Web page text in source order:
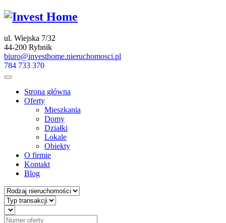
ul. Wiejska 7/32
44-200 Rybnik
biuro@investhome.nieruchomosci.pl
784 733 370
Strona główna
Oferty
Mieszkania
Domy
Działki
Lokale
Obiekty
O firmie
Kontakt
Blog